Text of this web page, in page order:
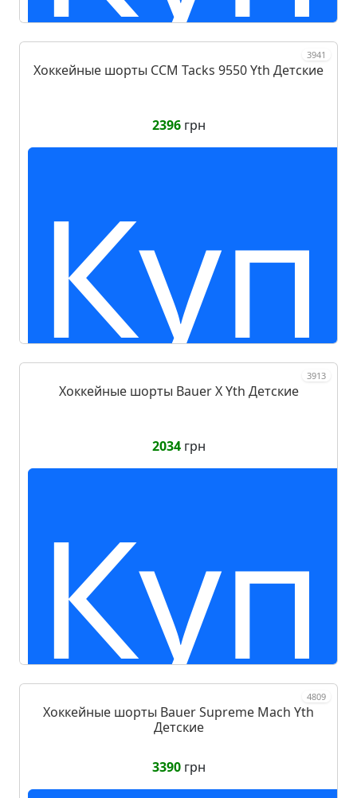
3941
Хоккейные шорты CCM Tacks 9550 Yth Детские
2396грн
3913
Хоккейные шорты Bauer X Yth Детские
2034грн
4809
Хоккейные шорты Bauer Supreme Mach Yth
Детские
3390грн